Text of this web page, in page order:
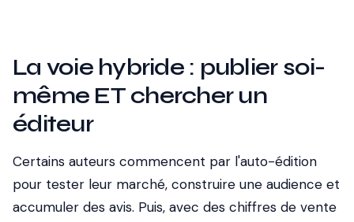
La voie hybride : publier soi-
même ET chercher un
éditeur
Certains auteurs commencent par l'auto-édition
pour tester leur marché, construire une audience et
accumuler des avis. Puis, avec des chiffres de vente